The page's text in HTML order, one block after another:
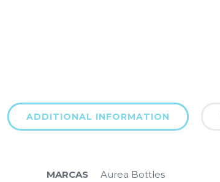
ADDITIONAL INFORMATION
MARCAS Aurea Bottles